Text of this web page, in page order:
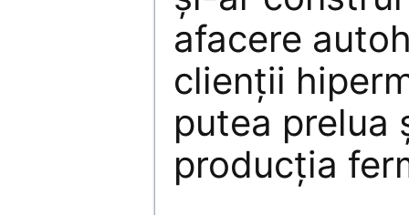
afacere
clienţii
putea prelua
producţia